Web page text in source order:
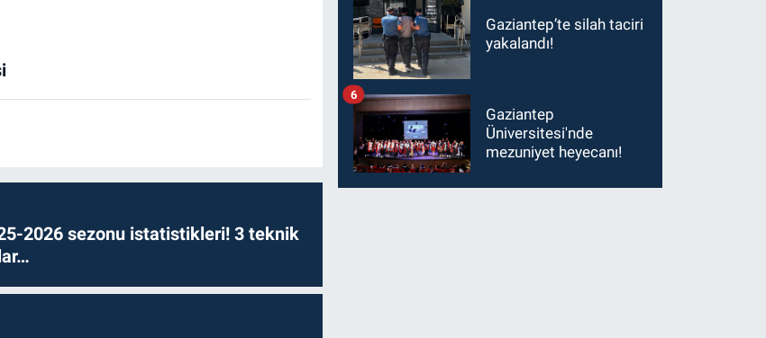
2026 sezonu istatistikleri! 3 teknik
Gaziantep’te silah taciri
yakalandı!
Gaziantep
Üniversitesi'nde
mezuniyet heyecanı!
6